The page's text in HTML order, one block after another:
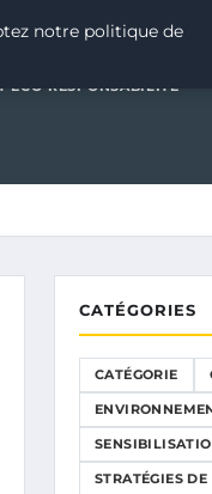
ET ÉCO-
ÉCO-RESPONSABILITÉ
CATÉGORIES
CATÉGORIE
STRATÉGIES
notre politique de